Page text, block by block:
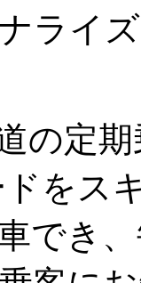
ライ
の定
をス
でき